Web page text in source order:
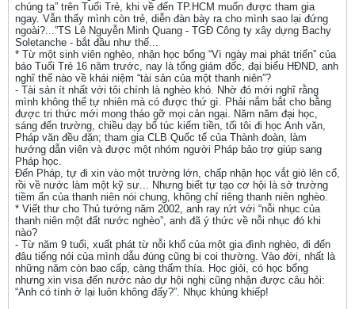
chúng ta” trên Tuổi Trẻ, khi về đến TP.HCM muốn được tham gia
ngay. Vẫn thấy mình còn trẻ, diễn đàn bày ra cho mình sao lại đứng
ngoài?...”TS Lê Nguyễn Minh Quang - TGĐ Công ty xây dựng Bachy
Soletanche - bắt đầu như thế...
* Từ một sinh viên nghèo, nhận học bổng “Vì ngày mai phát triển” của
báo Tuổi Trẻ 16 năm trước, nay là tổng giám đốc, đại biểu HĐND, anh
nghĩ thế nào về khái niệm “tài sản của một thanh niên”?
- Tài sản ít nhất với tôi chính là nghèo khó. Nhờ đó mới nghĩ rằng
mình không thể tự nhiên mà có được thứ gì. Phải nắm bắt cho bằng
được tri thức mới mong tháo gỡ mọi cản ngại. Năm năm đại học,
sáng đến trường, chiều dạy bổ túc kiếm tiền, tối tôi đi học Anh văn,
Pháp văn đều đặn; tham gia CLB Quốc tế của Thành đoàn, làm
hướng dẫn viên và được một nhóm người Pháp bảo trợ giúp sang
Pháp học.
Đến Pháp, tự đi xin vào một trường lớn, chấp nhận học vắt giò lên cổ,
rồi về nước làm một kỹ sư... Nhưng biết tự tạo cơ hội là sở trường
tiềm ẩn của thanh niên nói chung, không chỉ riêng thanh niên nghèo.
* Viết thư cho Thủ tướng năm 2002, anh ray rứt với “nỗi nhục của
thanh niên một đất nước nghèo”, anh đã ý thức về nỗi nhục đó khi
nào?
- Từ năm 9 tuổi, xuất phát từ nỗi khổ của một gia đình nghèo, đi đến
đâu tiếng nói của mình dẫu đúng cũng bị coi thường. Vào đời, nhất là
những năm còn bao cấp, càng thấm thía. Học giỏi, có học bổng
nhưng xin visa đến nước nào dự hội nghị cũng nhận được câu hỏi:
“Anh có tính ở lại luôn không đấy?”. Nhục khủng khiếp!